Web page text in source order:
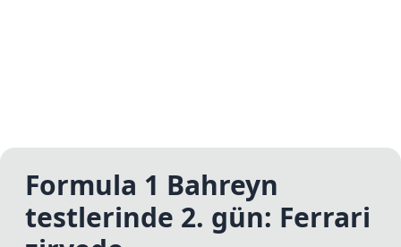
Formula 1 Bahreyn
testlerinde 2. gün: Ferrari